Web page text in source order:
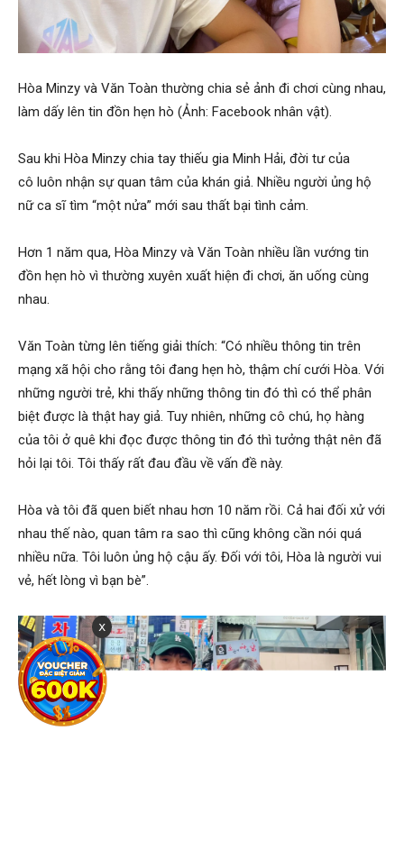
Hòa Minzy và Văn Toàn thường chia sẻ ảnh đi chơi cùng nhau,
làm dấy lên tin đồn hẹn hò (Ảnh: Facebook nhân vật).
Sau khi Hòa Minzy chia tay thiếu gia Minh Hải, đời tư của
cô luôn nhận sự quan tâm của khán giả. Nhiều người ủng hộ
nữ ca sĩ tìm “một nửa” mới sau thất bại tình cảm.
Hơn 1 năm qua, Hòa Minzy và Văn Toàn nhiều lần vướng tin
đồn hẹn hò vì thường xuyên xuất hiện đi chơi, ăn uống cùng
nhau.
Văn Toàn từng lên tiếng giải thích: “Có nhiều thông tin trên
mạng xã hội cho rằng tôi đang hẹn hò, thậm chí cưới Hòa. Với
những người trẻ, khi thấy những thông tin đó thì có thể phân
biệt được là thật hay giả. Tuy nhiên, những cô chú, họ hàng
của tôi ở quê khi đọc được thông tin đó thì tưởng thật nên đã
hỏi lại tôi. Tôi thấy rất đau đầu về vấn đề này.
Hòa và tôi đã quen biết nhau hơn 10 năm rồi. Cả hai đối xử với
nhau thế nào, quan tâm ra sao thì cũng không cần nói quá
nhiều nữa. Tôi luôn ủng hộ cậu ấy. Đối với tôi, Hòa là người vui
vẻ, hết lòng vì bạn bè”.
x